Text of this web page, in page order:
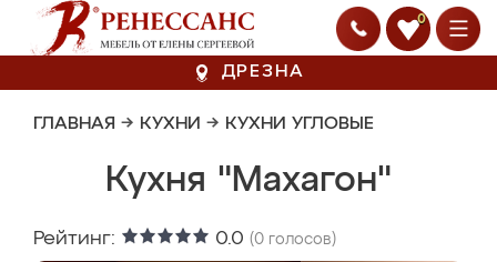
0
ДРЕЗНА
ГЛАВНАЯ → КУХНИ → КУХНИ УГЛОВЫЕ
Кухня "Махагон"
Рейтинг: 0.0 (0 голосов)